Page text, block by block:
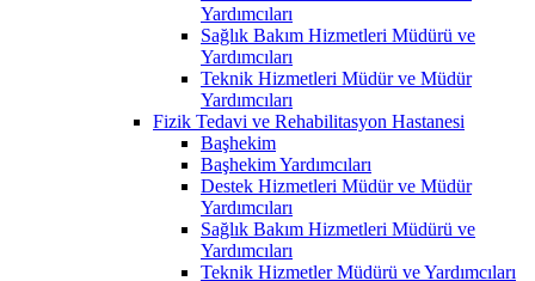
Yardımcıları
Sağlık Bakım Hizmetleri Müdürü ve
Yardımcıları
Teknik Hizmetleri Müdür ve Müdür
Yardımcıları
Fizik Tedavi ve Rehabilitasyon Hastanesi
Başhekim
Başhekim Yardımcıları
Destek Hizmetleri Müdür ve Müdür
Yardımcıları
Sağlık Bakım Hizmetleri Müdürü ve
Yardımcıları
Teknik Hizmetler Müdürü ve Yardımcıları